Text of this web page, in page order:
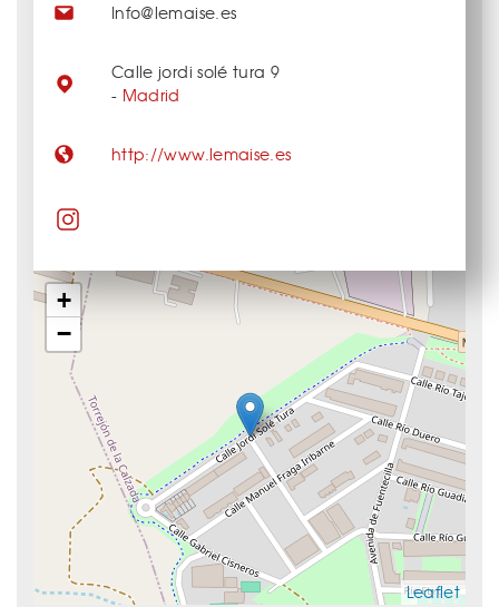
+
−
Leaflet
Info@lemaise.es
Calle jordi solé tura 9
- Madrid
http://www.lemaise.es